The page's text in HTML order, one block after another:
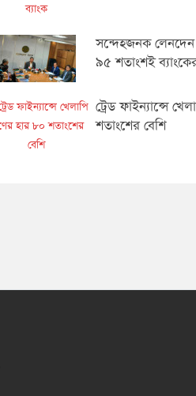
সন্দেহজনক
৯৫ শতাংশ‌ই
ট্রেড ফাইন্যান্সে
শতাংশের বেশি